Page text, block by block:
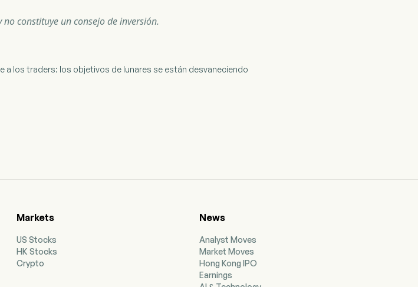
constituye un consejo de inversión.
a los traders: los objetivos de lunares se están desvaneciendo
Markets
US Stocks
HK Stocks
Crypto
News
Analyst Moves
Market Moves
Hong Kong IPO
Earnings